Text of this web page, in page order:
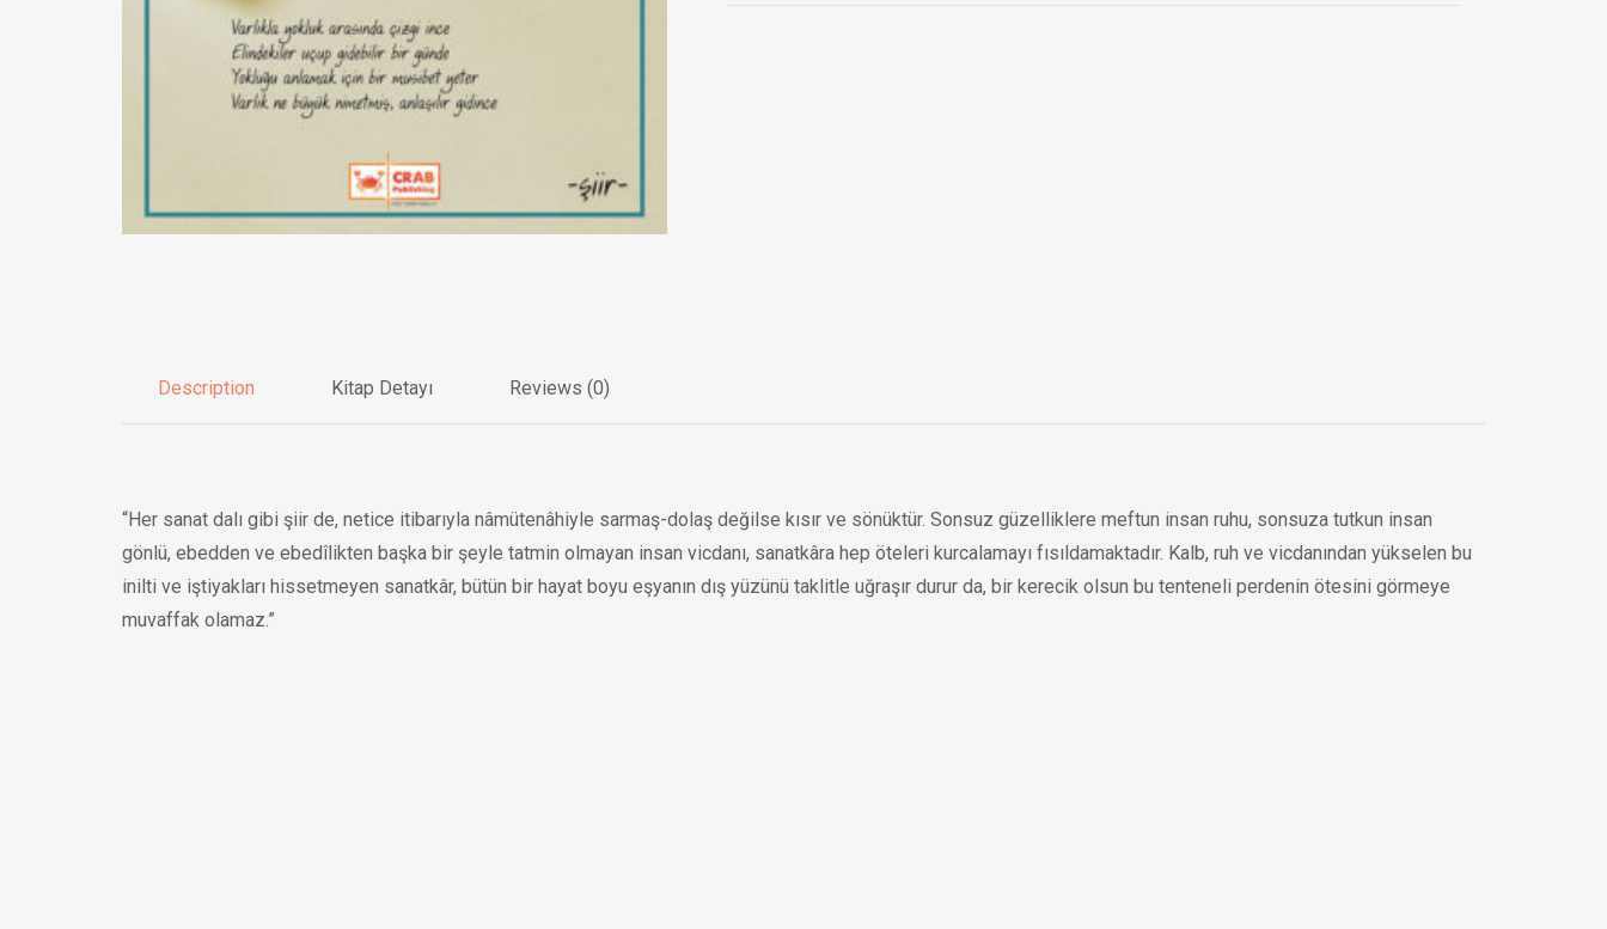
Description Kitap Detayı Reviews (0)
“Her sanat dalı gibi şiir de, netice itibarıyla nâmütenâhiyle sarmaş-dolaş değilse kısır ve sönüktür. Sonsuz güzelliklere meftun insan ruhu, sonsuza tutkun insan
gönlü, ebedden ve ebedîlikten başka bir şeyle tatmin olmayan insan vicdanı, sanatkâra hep öteleri kurcalamayı fısıldamaktadır. Kalb, ruh ve vicdanından yükselen bu
inilti ve iştiyakları hissetmeyen sanatkâr, bütün bir hayat boyu eşyanın dış yüzünü taklitle uğraşır durur da, bir kerecik olsun bu tenteneli perdenin ötesini görmeye
muvaffak olamaz.”